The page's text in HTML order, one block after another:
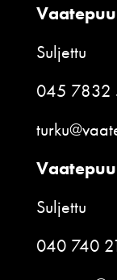
Suljettu
045 7832
Suljettu
040 740